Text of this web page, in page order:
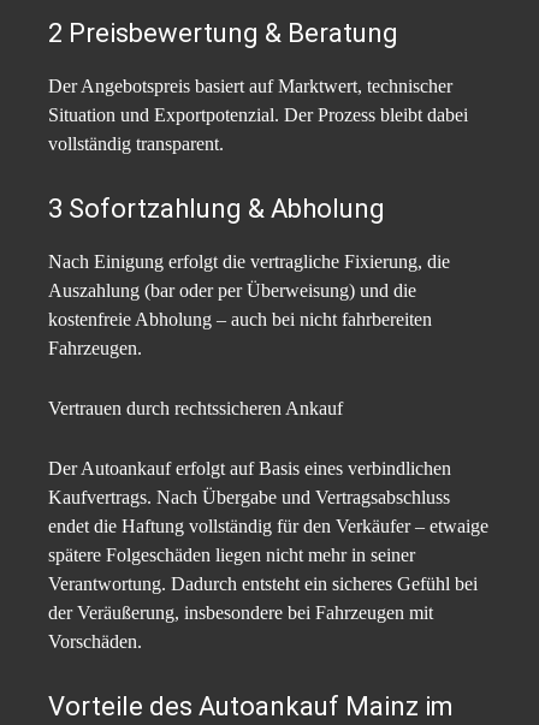
2️ Preisbewertung & Beratung
Der Angebotspreis basiert auf Marktwert, technischer
Situation und Exportpotenzial. Der Prozess bleibt dabei
vollständig transparent.
3️ Sofortzahlung & Abholung
Nach Einigung erfolgt die vertragliche Fixierung, die
Auszahlung (bar oder per Überweisung) und die
kostenfreie Abholung – auch bei nicht fahrbereiten
Fahrzeugen.
Vertrauen durch rechtssicheren Ankauf
Der Autoankauf erfolgt auf Basis eines verbindlichen
Kaufvertrags. Nach Übergabe und Vertragsabschluss
endet die Haftung vollständig für den Verkäufer – etwaige
spätere Folgeschäden liegen nicht mehr in seiner
Verantwortung. Dadurch entsteht ein sicheres Gefühl bei
der Veräußerung, insbesondere bei Fahrzeugen mit
Vorschäden.
Vorteile des Autoankauf Mainz im